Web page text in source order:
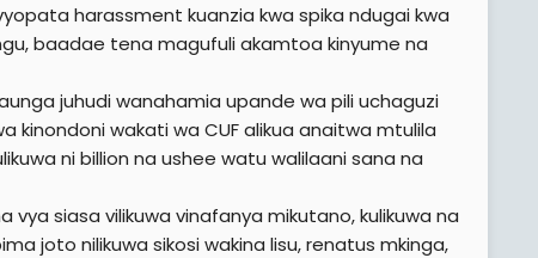
harassment kuanzia kwa spika ndugai kwa
baadae tena magufuli akamtoa kinyume na
juhudi wanahamia upande wa pili uchaguzi
wakati wa CUF alikua anaitwa mtulila
ni billion na ushee watu walilaani sana na
siasa vilikuwa vinafanya mikutano, kulikuwa na
joto nilikuwa sikosi wakina lisu, renatus mkinga,